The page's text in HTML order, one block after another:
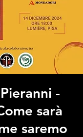
-
sarà
saremo